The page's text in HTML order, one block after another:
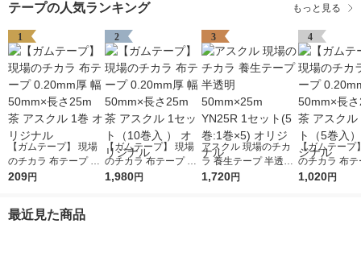
テープの人気ランキング もっと見る
1
【ガムテープ】 現場
のチカラ 布テープ 0.2
0mm厚 幅50mm×長さ
209円
2
【ガムテープ】 現場
のチカラ 布テープ 0.2
0mm厚 幅50mm×長さ
1,980円
3
アスクル 現場のチカ
ラ 養生テープ 半透明
50mm×25m YN25R 1
1,720円
4
【ガムテープ
のチカラ 布
0mm厚 幅
1,020円
最近見た商品